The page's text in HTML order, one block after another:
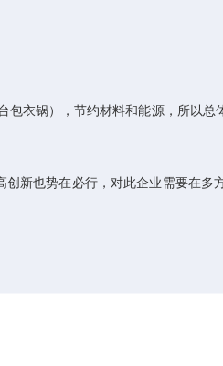
衣锅），节约材料和能源，所以总
新也势在必行，对此企业需要在多